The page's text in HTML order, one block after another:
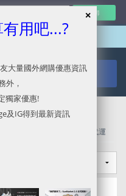
美國代運
用吧...?
大量國外網購優惠資訊
外，
獨家優惠!
及IG得到最新資訊